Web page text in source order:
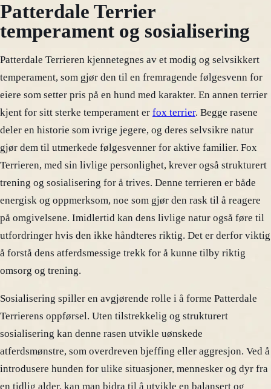
Patterdale Terrier
temperament og sosialisering
Patterdale Terrieren kjennetegnes av et modig og selvsikkert
temperament, som gjør den til en fremragende følgesvenn for
eiere som setter pris på en hund med karakter. En annen terrier
kjent for sitt sterke temperament er fox terrier. Begge rasene
deler en historie som ivrige jegere, og deres selvsikre natur
gjør dem til utmerkede følgesvenner for aktive familier. Fox
Terrieren, med sin livlige personlighet, krever også strukturert
trening og sosialisering for å trives. Denne terrieren er både
energisk og oppmerksom, noe som gjør den rask til å reagere
på omgivelsene. Imidlertid kan dens livlige natur også føre til
utfordringer hvis den ikke håndteres riktig. Det er derfor viktig
å forstå dens atferdsmessige trekk for å kunne tilby riktig
omsorg og trening.
Sosialisering spiller en avgjørende rolle i å forme Patterdale
Terrierens oppførsel. Uten tilstrekkelig og strukturert
sosialisering kan denne rasen utvikle uønskede
atferdsmønstre, som overdreven bjeffing eller aggresjon. Ved å
introdusere hunden for ulike situasjoner, mennesker og dyr fra
en tidlig alder, kan man bidra til å utvikle en balansert og